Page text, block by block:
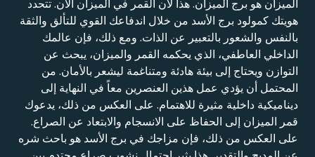
الميزان هو برج الميزان. هذا لأن القمر في الميزان الآن. تتحدد
هويتك كمولود برج الأسد من خلال اندفاعك القوي للتألق والثقة
بالنفس والشعور بالتعبير عن الذات. ومع ذلك، فإن عالمك
الداخلي العاطفي، الذي يحكمه القمر والميزان، يبحث عن
التوازن ويحتاج إلى بيئة هادئة ومتناغمة ليشعر بالأمان. من
المحتمل أن يؤدي عمل هذين العنصرين معاً في النهاية إلى
ديناميكية داخلية مثيرة للاهتمام. على العكس من ذلك، يدعوك
قمر الميزان إلى الحفاظ على الانسجام والابتعاد عن الصراع.
على العكس من ذلك، فإن مزاجك في برج الأسد هو باحث شره